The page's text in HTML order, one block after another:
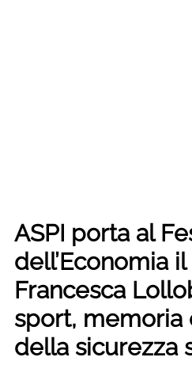
ASPI porta al
dell’Economia
Francesca
sport, memoria
della sicurezza